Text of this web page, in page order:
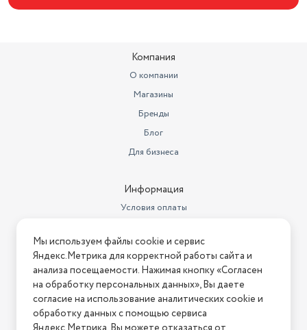
Компания
О компании
Магазины
Бренды
Блог
Для бизнеса
Информация
Условия оплаты
Условия возврата
Нашли ошибку на сайте? Напишите нам
2026 © Интернет-магазин "АстМаркет". У нас есть всё!
Мы используем файлы cookie и сервис
Яндекс.Метрика для корректной работы сайта и
анализа посещаемости. Нажимая кнопку «Согласен
на обработку персональных данных», Вы даете
согласие на использование аналитических cookie и
обработку данных с помощью сервиса